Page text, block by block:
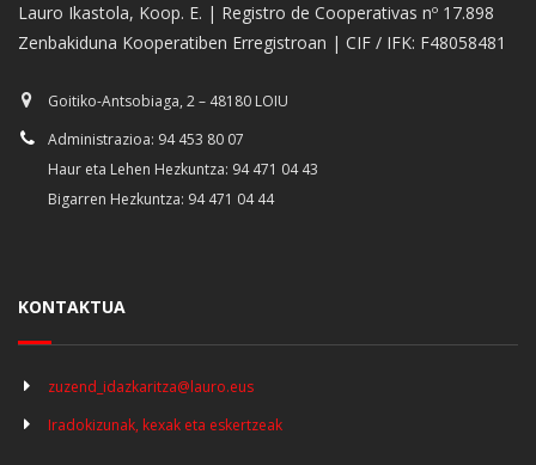
Lauro Ikastola, Koop. E. | Registro de Cooperativas nº 17.898
Zenbakiduna Kooperatiben Erregistroan | CIF / IFK: F48058481
Goitiko-Antsobiaga, 2 – 48180 LOIU
Administrazioa: 94 453 80 07
Haur eta Lehen Hezkuntza: 94 471 04 43
Bigarren Hezkuntza: 94 471 04 44
KONTAKTUA
zuzend_idazkaritza@lauro.eus
Iradokizunak, kexak eta eskertzeak